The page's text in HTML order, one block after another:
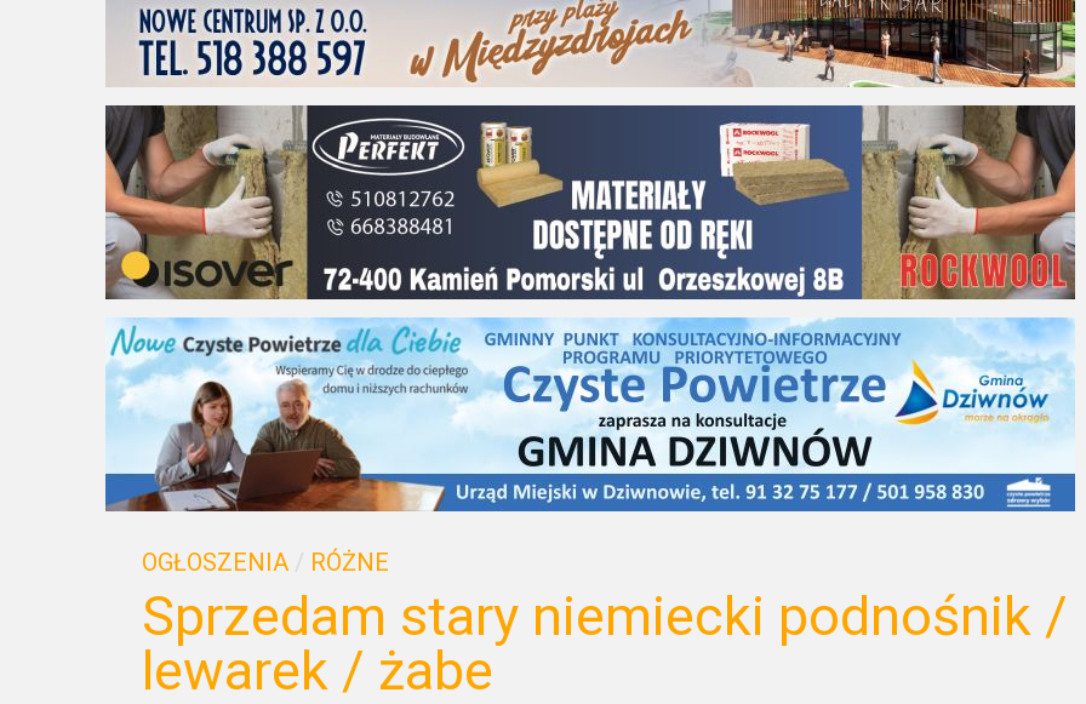
OGŁOSZENIA / RÓŻNE
Sprzedam stary niemiecki podnośnik /
lewarek / żabe